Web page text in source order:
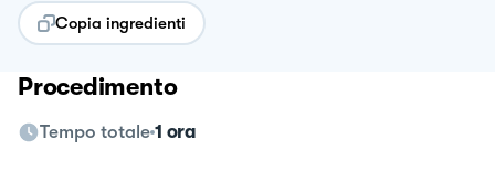
Copia ingredienti
Procedimento
Tempo totale 1 ora